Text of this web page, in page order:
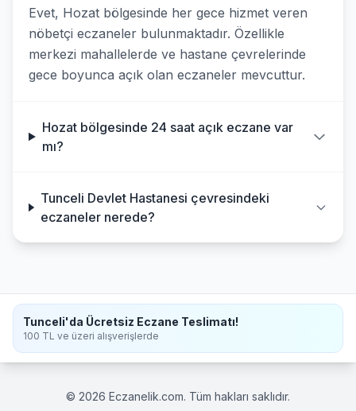
Evet, Hozat bölgesinde her gece hizmet veren
nöbetçi eczaneler bulunmaktadır. Özellikle
merkezi mahallelerde ve hastane çevrelerinde
gece boyunca açık olan eczaneler mevcuttur.
Hozat bölgesinde 24 saat açık eczane var
mı?
Tunceli Devlet Hastanesi çevresindeki
eczaneler nerede?
Tunceli'da Ücretsiz Eczane Teslimatı!
100 TL ve üzeri alışverişlerde
© 2026 Eczanelik.com. Tüm hakları saklıdır.